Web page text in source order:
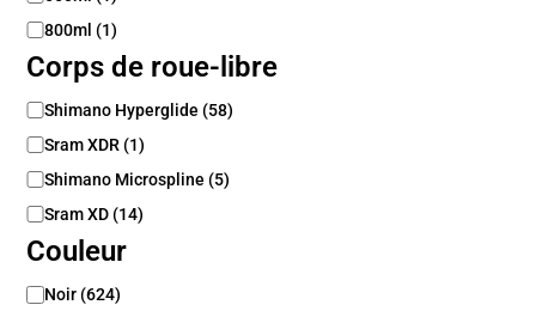
e
n
a
c
e
800ml (1)
Corps de roue-libre
C
r
p
s
d
e
o
Shimano Hyperglide (58)
Sram XDR (1)
Shimano Microspline (5)
Sram XD (14)
Couleur
C Noir (624)